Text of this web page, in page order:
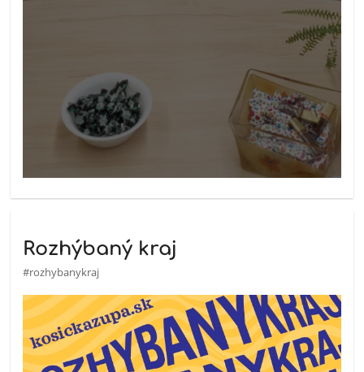
Rozhýbaný kraj
#rozhybanykraj